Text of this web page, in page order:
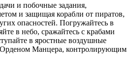
и побочные задания,
и защищая корабли от пиратов,
опасностей. Погружайтесь в
в небо, сражайтесь с крабами
в яростные воздушные
Орденом Манцера, контролирующим